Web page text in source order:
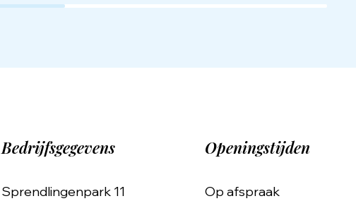
Bedrijfsgegevens
Sprendlingenpark 11
Openingstijden
Op afspraak